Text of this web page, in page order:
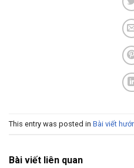
This entry was posted in Bài viết
Bài viết liên quan